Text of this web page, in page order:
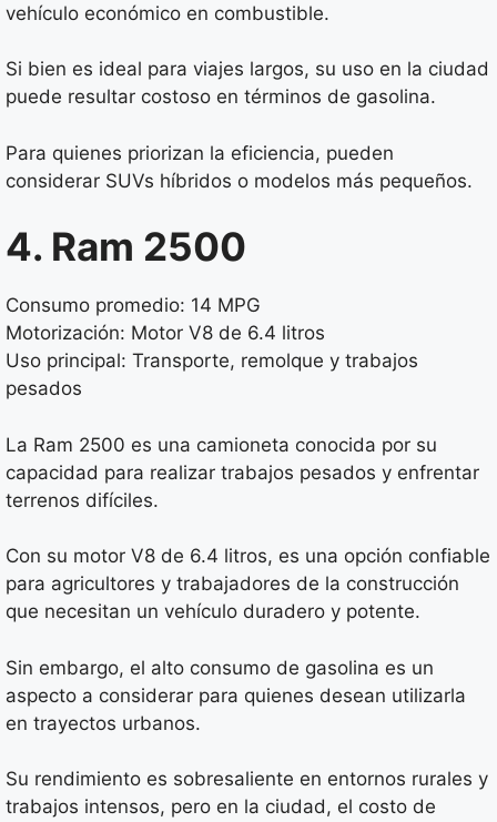
vehículo económico en combustible.
Si bien es ideal para viajes largos, su uso en la ciudad
puede resultar costoso en términos de gasolina.
Para quienes priorizan la eficiencia, pueden
considerar SUVs híbridos o modelos más pequeños.
4. Ram 2500
Consumo promedio: 14 MPG
Motorización: Motor V8 de 6.4 litros
Uso principal: Transporte, remolque y trabajos
pesados
La Ram 2500 es una camioneta conocida por su
capacidad para realizar trabajos pesados y enfrentar
terrenos difíciles.
Con su motor V8 de 6.4 litros, es una opción confiable
para agricultores y trabajadores de la construcción
que necesitan un vehículo duradero y potente.
Sin embargo, el alto consumo de gasolina es un
aspecto a considerar para quienes desean utilizarla
en trayectos urbanos.
Su rendimiento es sobresaliente en entornos rurales y
trabajos intensos, pero en la ciudad, el costo de